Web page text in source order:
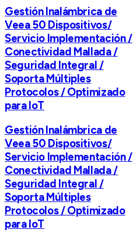
Gestión Inalámbrica de
Veea 50 Dispositivos/
Servicio Implementación /
Conectividad Mallada /
Seguridad Integral /
Soporta Múltiples
Protocolos / Optimizado
para IoT
Gestión Inalámbrica de
Veea 50 Dispositivos/
Servicio Implementación /
Conectividad Mallada /
Seguridad Integral /
Soporta Múltiples
Protocolos / Optimizado
para IoT